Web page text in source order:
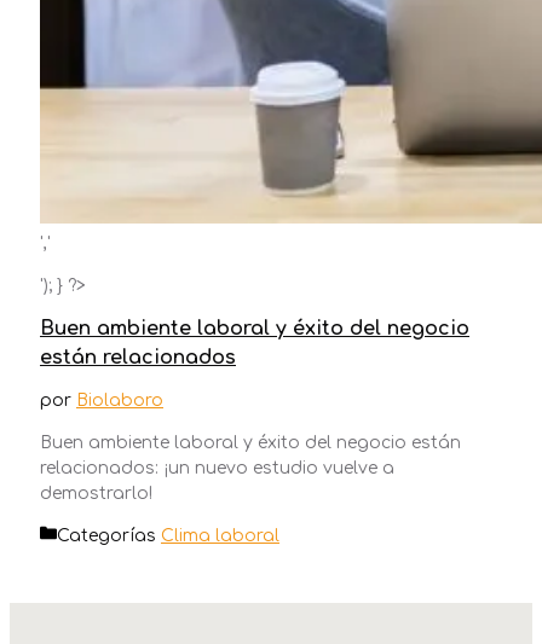
','
'); } ?>
Buen ambiente laboral y éxito del negocio
están relacionados
por Biolaboro
Buen ambiente laboral y éxito del negocio están
relacionados: ¡un nuevo estudio vuelve a
demostrarlo!
Categorías Clima laboral